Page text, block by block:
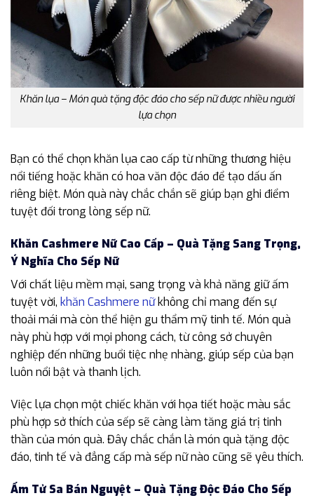
Khăn lụa – Món quà tặng độc đáo cho sếp nữ được nhiều người
lựa chọn
Bạn có thể chọn khăn lụa cao cấp từ những thương hiệu
nổi tiếng hoặc khăn có hoa văn độc đáo để tạo dấu ấn
riêng biệt. Món quà này chắc chắn sẽ giúp bạn ghi điểm
tuyệt đối trong lòng sếp nữ.
Khăn Cashmere Nữ Cao Cấp – Quà Tặng Sang Trọng,
Ý Nghĩa Cho Sếp Nữ
Với chất liệu mềm mại, sang trọng và khả năng giữ ấm
tuyệt vời, khăn Cashmere nữkhông chỉ mang đến sự
thoải mái mà còn thể hiện gu thẩm mỹ tinh tế. Món quà
này phù hợp với mọi phong cách, từ công sở chuyên
nghiệp đến những buổi tiệc nhẹ nhàng, giúp sếp của bạn
luôn nổi bật và thanh lịch.
Việc lựa chọn một chiếc khăn với họa tiết hoặc màu sắc
phù hợp sở thích của sếp sẽ càng làm tăng giá trị tinh
thần của món quà. Đây chắc chắn là món quà tặng độc
đáo, tinh tế và đẳng cấp mà sếp nữ nào cũng sẽ yêu thích.
Ấm Tử Sa Bán Nguyệt – Quà Tặng Độc Đáo Cho Sếp